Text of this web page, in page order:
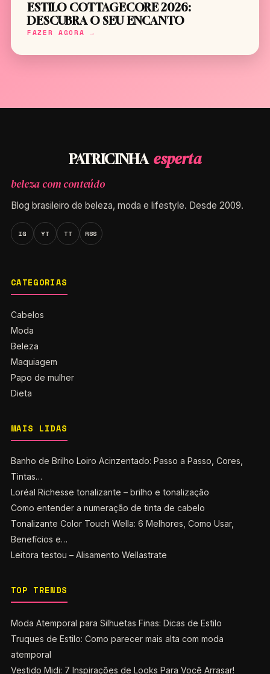
ESTILO COTTAGECORE 2026:
DESCUBRA O SEU ENCANTO
FAZER AGORA →
PATRICINHA esperta
beleza com conteúdo
Blog brasileiro de beleza, moda e lifestyle. Desde 2009.
IG YT TT RSS
CATEGORIAS
Cabelos
Moda
Beleza
Maquiagem
Papo de mulher
Dieta
MAIS LIDAS
Banho de Brilho Loiro Acinzentado: Passo a Passo, Cores,
Tintas…
Loréal Richesse tonalizante – brilho e tonalização
Como entender a numeração de tinta de cabelo
Tonalizante Color Touch Wella: 6 Melhores, Como Usar,
Benefícios e…
Leitora testou – Alisamento Wellastrate
TOP TRENDS
Moda Atemporal para Silhuetas Finas: Dicas de Estilo
Truques de Estilo: Como parecer mais alta com moda
atemporal
Vestido Midi: 7 Inspirações de Looks Para Você Arrasar!